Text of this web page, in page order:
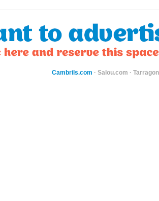
Cambrils.com · Salou.com ·